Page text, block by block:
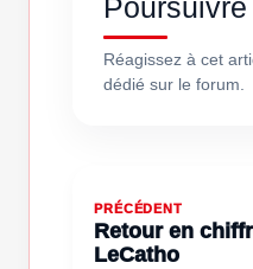
Réagissez à cet
dédié sur le forum.
PRÉCÉDENT
Retour en
LeCatho